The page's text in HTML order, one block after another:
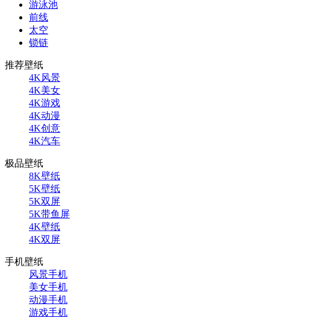
游泳池
前线
太空
锁链
推荐壁纸
4K风景
4K美女
4K游戏
4K动漫
4K创意
4K汽车
极品壁纸
8K壁纸
5K壁纸
5K双屏
5K带鱼屏
4K壁纸
4K双屏
手机壁纸
风景手机
美女手机
动漫手机
游戏手机